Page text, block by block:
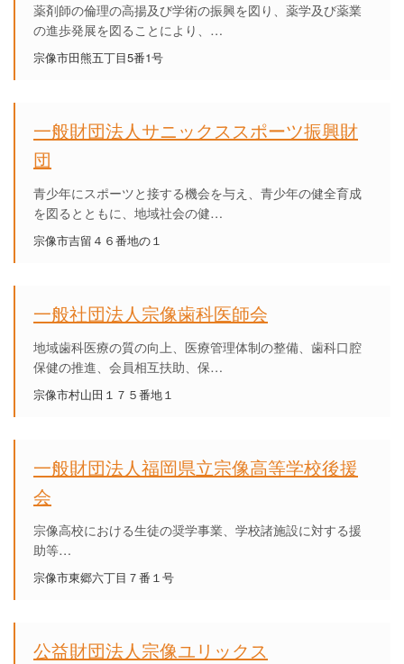
薬剤師の倫理の高揚及び学術の振興を図り、薬学及び薬業
の進歩発展を図ることにより、…
宗像市田熊五丁目5番1号
一般財団法人サニックススポーツ振興財
団
青少年にスポーツと接する機会を与え、青少年の健全育成
を図るとともに、地域社会の健…
宗像市吉留４６番地の１
一般社団法人宗像歯科医師会
地域歯科医療の質の向上、医療管理体制の整備、歯科口腔
保健の推進、会員相互扶助、保…
宗像市村山田１７５番地１
一般財団法人福岡県立宗像高等学校後援
会
宗像高校における生徒の奨学事業、学校諸施設に対する援
助等…
宗像市東郷六丁目７番１号
公益財団法人宗像ユリックス